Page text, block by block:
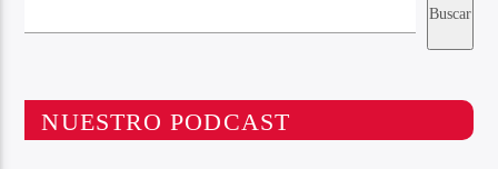
Buscar
NUESTRO PODCAST